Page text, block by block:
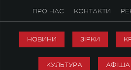
ПРО НАС КОНТАКТИ
НОВИНИ ЗІРКИ
КУЛЬТУРА АФІША